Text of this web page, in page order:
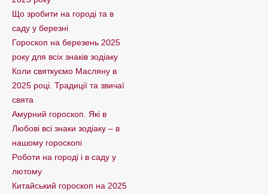
Що зробити на городі та в
саду у березні
Гороскоп на березень 2025
року для всіх знаків зодіаку
Коли святкуємо Масляну в
2025 році. Традиції та звичаї
свята
Амурний гороскоп. Які в
Любові всі знаки зодіаку – в
нашому гороскопі
Pоботи на городі і в саду у
лютому
Китайський гороскоп на 2025